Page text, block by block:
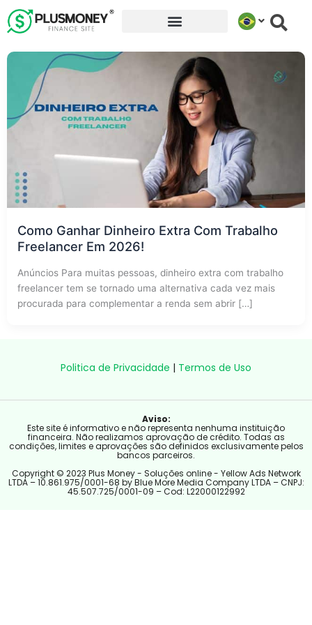
para
conteúdo
Como Ganhar Dinheiro Extra Com Trabalho
Freelancer Em 2026!
Anúncios Para muitas pessoas, dinheiro extra com trabalho
freelancer tem se tornado uma alternativa cada vez mais
procurada para complementar a renda sem abrir […]
Politica de Privacidade | Termos de Uso
Aviso:
Este site é informativo e não representa nenhuma instituição
financeira. Não realizamos aprovação de crédito. Todas as
condições, limites e aprovações são definidos exclusivamente pelos
bancos parceiros.
Copyright © 2023 Plus Money - Soluções online - Yellow Ads Network
LTDA – 10.861.975/0001-68 by Blue More Media Company LTDA – CNPJ:
45.507.725/0001-09 – Cod: L22000122992